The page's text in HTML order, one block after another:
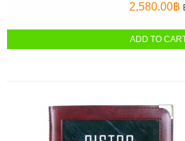
2,580.00฿
ADD TO